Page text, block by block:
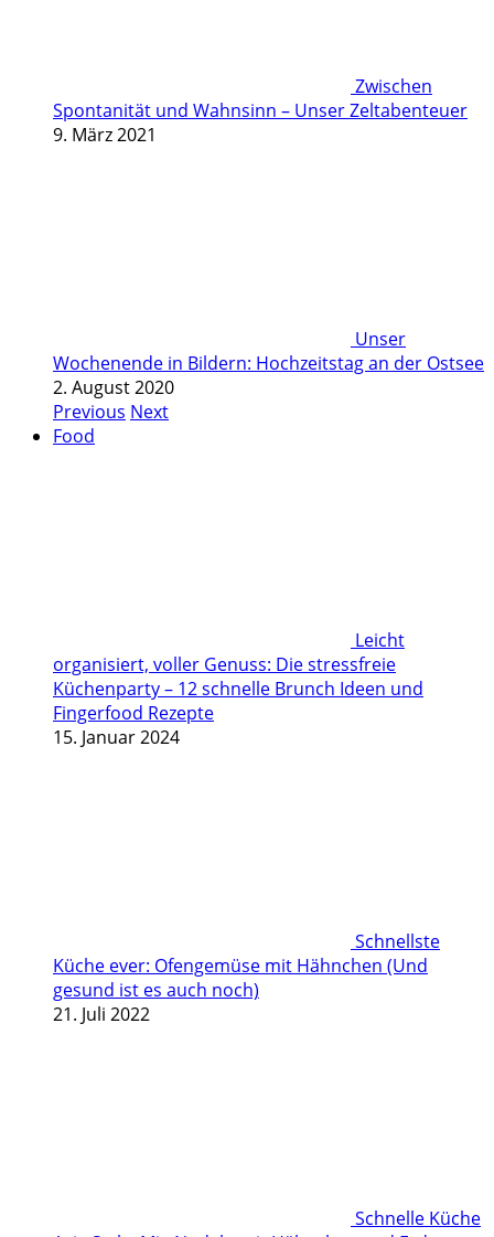
Zwischen
Spontanität und Wahnsinn – Unser Zeltabenteuer
9. März 2021
Unser
Wochenende in Bildern: Hochzeitstag an der Ostsee
2. August 2020
Previous Next
Food
Leicht
organisiert, voller Genuss: Die stressfreie
Küchenparty – 12 schnelle Brunch Ideen und
Fingerfood Rezepte
15. Januar 2024
Schnellste
Küche ever: Ofengemüse mit Hähnchen (Und
gesund ist es auch noch)
21. Juli 2022
Schnelle Küche